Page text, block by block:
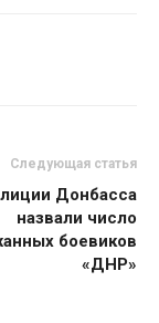
Следующая статья
Донбасса
назвали число
боевиков
«ДНР»